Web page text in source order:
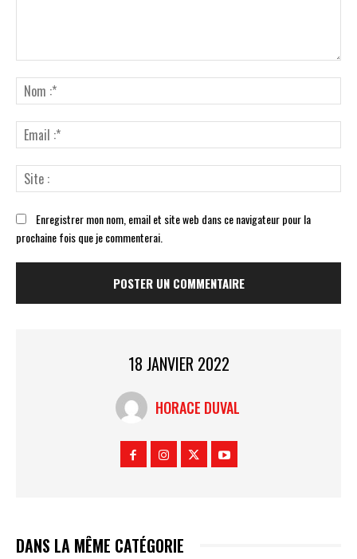
:*
:*
:
Enregistrer mon nom, email et site web dans ce navigateur pour la
prochaine fois que je commenterai.
18 JANVIER 2022
HORACE DUVAL
DANS LA MÊME CATÉGORIE